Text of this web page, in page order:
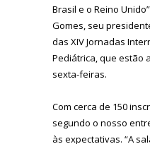
Brasil e o Reino
Gomes, seu
das XIV Jornadas
Pediátrica, que estão
sexta-feiras.
Com cerca de 150
segundo o nosso
às expectativas. “A